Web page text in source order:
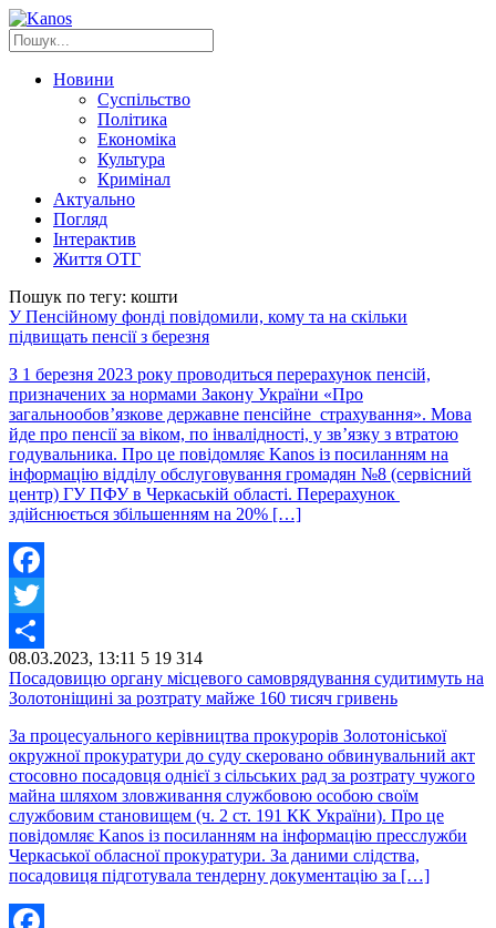
Новини
Суспільство
Політика
Економіка
Культура
Кримінал
Актуально
Погляд
Інтерактив
Життя ОТГ
Пошук по тегу: кошти
У Пенсійному фонді повідомили, кому та на скільки
підвищать пенсії з березня
З 1 березня 2023 року проводиться перерахунок пенсій,
призначених за нормами Закону України «Про
загальнообов’язкове державне пенсійне страхування». Мова
йде про пенсії за віком, по інвалідності, у зв’язку з втратою
годувальника. Про це повідомляє Kanos із посиланням на
інформацію відділу обслуговування громадян №8 (сервісний
центр) ГУ ПФУ в Черкаській області. Перерахунок
здійснюється збільшенням на 20% […]
Facebook
Twitter
Share
08.03.2023, 13:11 5 19 314
Посадовицю органу місцевого самоврядування судитимуть на
Золотоніщині за розтрату майже 160 тисяч гривень
За процесуального керівництва прокурорів Золотоніської
окружної прокуратури до суду скеровано обвинувальний акт
стосовно посадовця однієї з сільських рад за розтрату чужого
майна шляхом зловживання службовою особою своїм
службовим становищем (ч. 2 ст. 191 КК України). Про це
повідомляє Kanos із посиланням на інформацію пресслужби
Черкаської обласної прокуратури. За даними слідства,
посадовиця підготувала тендерну документацію за […]